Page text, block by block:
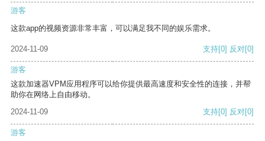
游客
这款app的视频资源非常丰富，可以满足我不同的娱乐需求。
2024-11-09 支持[0] 反对[0]
游客
这款加速器VPM应用程序可以给你提供最高速度和安全性的连接，并帮
助你在网络上自由移动。
2024-11-09
支持[0] 反对[0]
游客